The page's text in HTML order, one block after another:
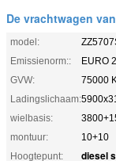
De vrachtwagen
model:
Emissienorm::
EURO 2
GVW:
75000
Ladingslichaam:
wielbasis:
montuur:
10+10
Hoogtepunt:
diesel